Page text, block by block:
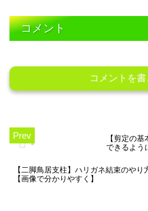
作って形を整えるポイントやそ
れらの条件を満たす方法をまと
めました。
メ
コメント
コメントを
【剪定の
できるよう
【二脚鳥居支柱】ハリガネ結束のやり
【画像で分かりやすく】